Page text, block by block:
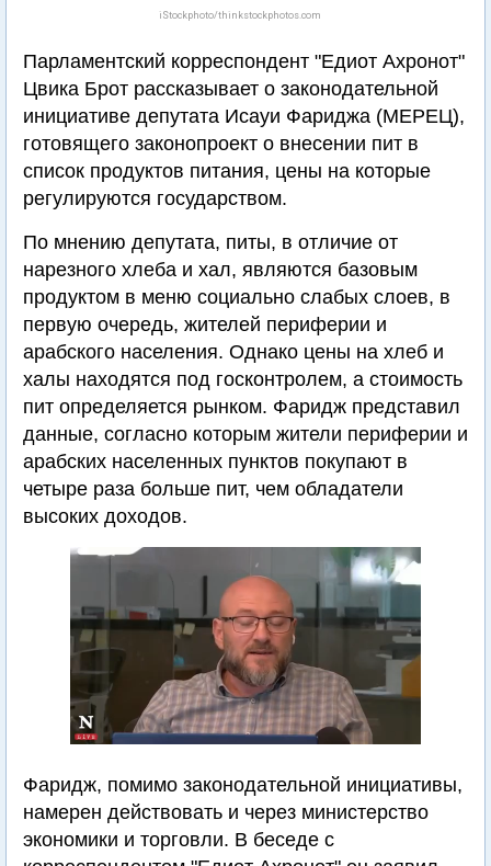
iStockphoto/thinkstockphotos.com
Парламентский корреспондент "Едиот Ахронот"
Цвика Брот рассказывает о законодательной
инициативе депутата Исауи Фариджа (МЕРЕЦ),
готовящего законопроект о внесении пит в
список продуктов питания, цены на которые
регулируются государством.
По мнению депутата, питы, в отличие от
нарезного хлеба и хал, являются базовым
продуктом в меню социально слабых слоев, в
первую очередь, жителей периферии и
арабского населения. Однако цены на хлеб и
халы находятся под госконтролем, а стоимость
пит определяется рынком. Фаридж представил
данные, согласно которым жители периферии и
арабских населенных пунктов покупают в
четыре раза больше пит, чем обладатели
высоких доходов.
Фаридж, помимо законодательной инициативы,
намерен действовать и через министерство
экономики и торговли. В беседе с